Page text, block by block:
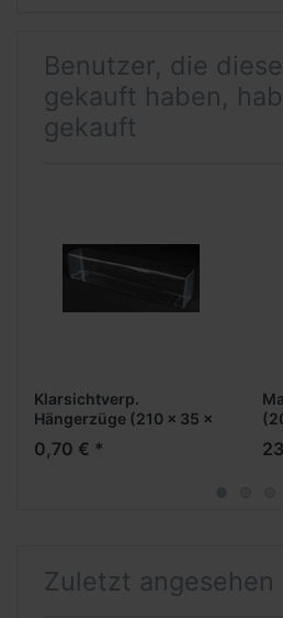
Benutzer, die
gekauft haben,
gekauft
Klarsichtverp.
Hängerzüge (210 x 35 x
46 mm)
0,70 € *
Zuletzt angesehen